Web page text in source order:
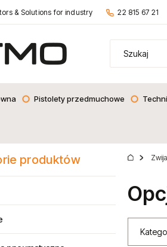
& Solutions for industry 22 815 67 21
Pistolety przedmuchowe
produktów